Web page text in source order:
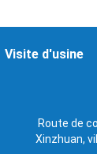
Visite d'usine
Route de
Xinzhuan,